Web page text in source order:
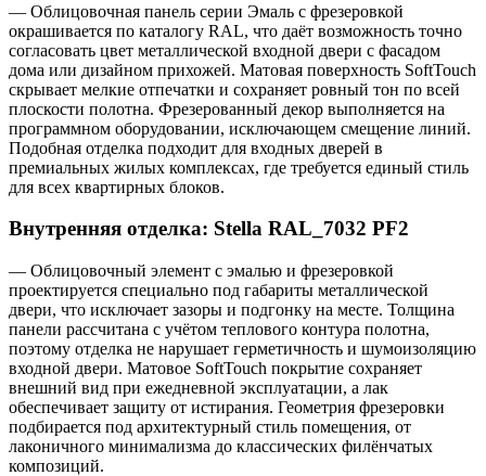
— Облицовочная панель серии Эмаль с фрезеровкой
окрашивается по каталогу RAL, что даёт возможность точно
согласовать цвет металлической входной двери с фасадом
дома или дизайном прихожей. Матовая поверхность SoftTouch
скрывает мелкие отпечатки и сохраняет ровный тон по всей
плоскости полотна. Фрезерованный декор выполняется на
программном оборудовании, исключающем смещение линий.
Подобная отделка подходит для входных дверей в
премиальных жилых комплексах, где требуется единый стиль
для всех квартирных блоков.
Внутренняя отделка: Stella RAL_7032 PF2
— Облицовочный элемент с эмалью и фрезеровкой
проектируется специально под габариты металлической
двери, что исключает зазоры и подгонку на месте. Толщина
панели рассчитана с учётом теплового контура полотна,
поэтому отделка не нарушает герметичность и шумоизоляцию
входной двери. Матовое SoftTouch покрытие сохраняет
внешний вид при ежедневной эксплуатации, а лак
обеспечивает защиту от истирания. Геометрия фрезеровки
подбирается под архитектурный стиль помещения, от
лаконичного минимализма до классических филёнчатых
композиций.